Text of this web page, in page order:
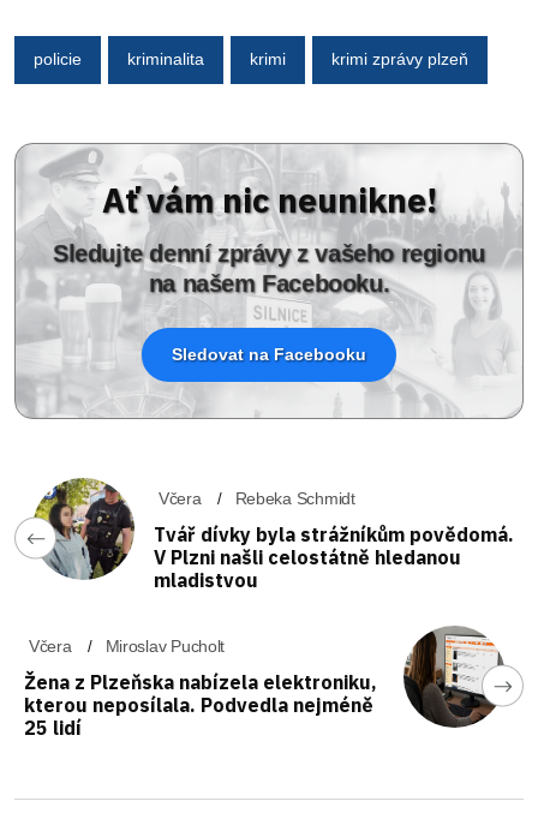
policie kriminalita krimi krimi zprávy plzeň
Ať vám nic neunikne!
Sledujte denní zprávy z vašeho regionu
na našem Facebooku.
Sledovat na Facebooku
Včera Rebeka Schmidt
Tvář dívky byla strážníkům povědomá.
V Plzni našli celostátně hledanou
mladistvou
Včera Miroslav Pucholt
Žena z Plzeňska nabízela elektroniku,
kterou neposílala. Podvedla nejméně
25 lidí